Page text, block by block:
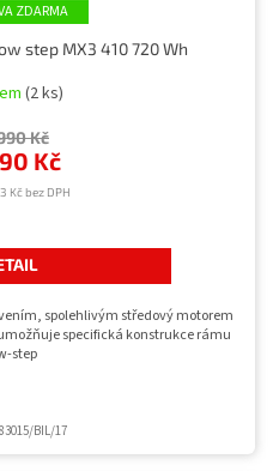
ZDARMA
step MX3 410 720 Wh
(2 ks)
Kč bez DPH
Kč
Kč
spolehlivým středový motorem
specifická konstrukce rámu
step
BIL/17